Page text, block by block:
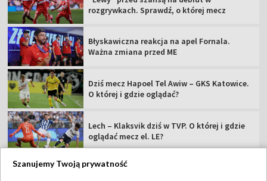
rozgrywkach. Sprawdź, o której mecz
Błyskawiczna reakcja na apel Fornala.
Ważna zmiana przed ME
Dziś mecz Hapoel Tel Awiw – GKS Katowice.
O której i gdzie oglądać?
Lech – Klaksvik dziś w TVP. O której i gdzie
oglądać mecz el. LE?
Szanujemy Twoją prywatność